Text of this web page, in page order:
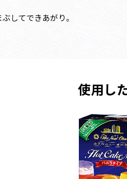
してできあがり。
使用し